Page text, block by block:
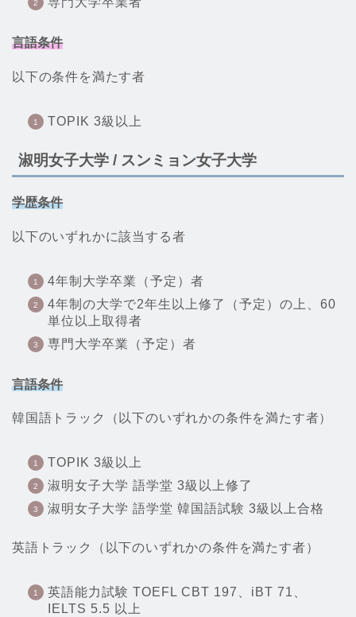
言語条件
以下の条件を満たす者
TOPIK 3級以上
淑明女子大学 / スンミョン女子大学
学歴条件
以下のいずれかに該当する者
4年制大学卒業（予定）者
4年制の大学で2年生以上修了（予定）の上、60
単位以上取得者
専門大学卒業（予定）者
言語条件
韓国語トラック（以下のいずれかの条件を満たす者）
TOPIK 3級以上
淑明女子大学 語学堂 3級以上修了
淑明女子大学 語学堂 韓国語試験 3級以上合格
英語トラック（以下のいずれかの条件を満たす者）
英語能力試験 TOEFL CBT 197、iBT 71、
IELTS 5.5 以上